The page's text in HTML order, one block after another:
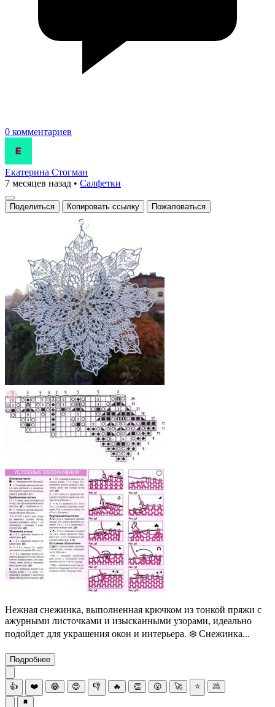
0 комментариев
Екатерина Стогман
7 месяцев назад • Салфетки
Поделиться Копировать ссылку Пожаловаться
Нежная снежинка, выполненная крючком из тонкой пряжи с
ажурными листочками и изысканными узорами, идеально
подойдет для украшения окон и интерьера. ❄️ Снежинка...
Подробнее
👍 ❤️ 😂 😍 👎 🔥 👏 😮 🚀 ⭐ 💩